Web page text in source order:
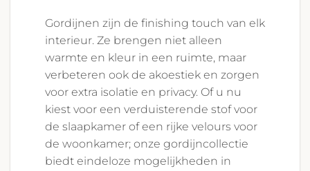
Gordijnen zijn de finishing touch van elk
interieur. Ze brengen niet alleen
warmte en kleur in een ruimte, maar
verbeteren ook de akoestiek en zorgen
voor extra isolatie en privacy. Of u nu
kiest voor een verduisterende stof voor
de slaapkamer of een rijke velours voor
de woonkamer; onze gordijncollectie
biedt eindeloze mogelijkheden in